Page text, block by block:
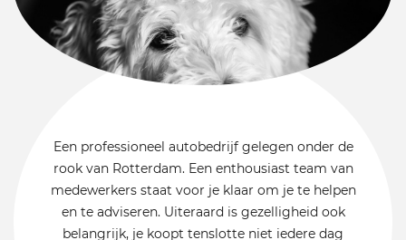
Een professioneel autobedrijf gelegen onder de
rook van Rotterdam. Een enthousiast team van
medewerkers staat voor je klaar om je te helpen
en te adviseren. Uiteraard is gezelligheid ook
belangrijk, je koopt tenslotte niet iedere dag